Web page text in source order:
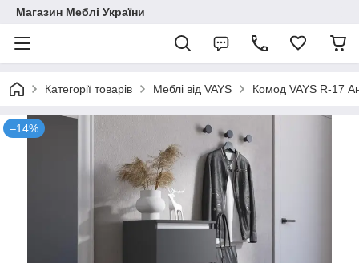
Магазин Меблі України
Категорії товарів Меблі від VAYS Комод VAYS R-17
–14%